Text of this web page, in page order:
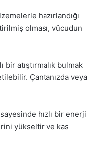
hazırlandığı
olması, vücudun
atıştırmalık bulmak
Çantanızda veya
hızlı bir enerji
yükseltir ve kas